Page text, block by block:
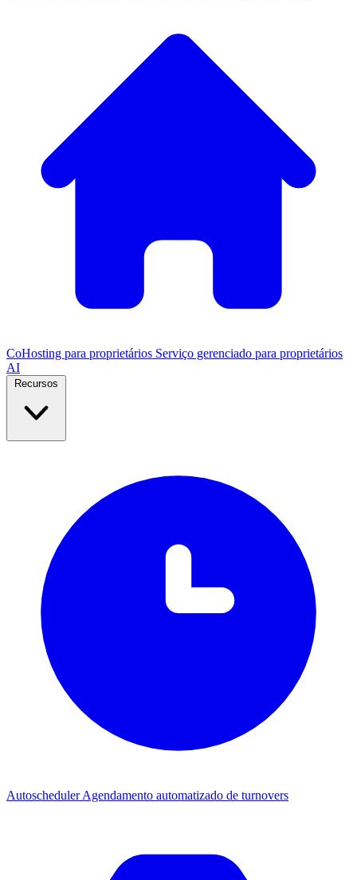
CoHosting para proprietários Serviço gerenciado para proprietários
AI
AutoschedulerAgendamento automatizado de turnovers